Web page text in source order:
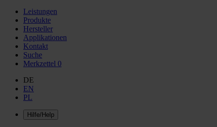
Leistungen
Produkte
Hersteller
Applikationen
Kontakt
Suche
Merkzettel 0
DE
EN
PL
Hilfe/Help